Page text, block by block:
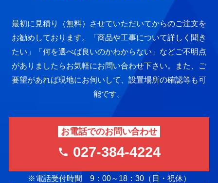
最初に見積り（無料）させていただいてからのご注文を
お勧めしております。
「商品や工事について詳しく聞き
たい」「何を選べば良いのかわからない」などご不明点
がありましたらお気軽にお問い合わせ下さい。
また、ご
要望があれば現地にお伺いして、設置場所の確認等も可
能です。
お電話でのお問い合わせ
027-384-4224
※電話受付時間 9：00～18：30（日・祝休）